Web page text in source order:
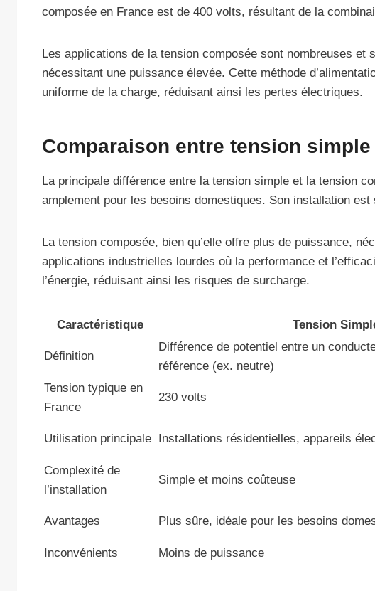
composée en France est de 400 volts, résultant de la
Les applications de la tension composée sont nombreuses
nécessitant une puissance élevée. Cette méthode
uniforme de la charge, réduisant ainsi les pertes électriques.
Comparaison entre tension
La principale différence entre la tension simple et la tension
amplement pour les besoins domestiques. Son installation
La tension composée, bien qu’elle offre plus de puissance,
applications industrielles lourdes où la performance et
l’énergie, réduisant ainsi les risques de surcharge.
Caractéristique Tension
Définition
Différence de potentiel entre un
référence (ex. neutre)
Tension typique en
France
230 volts
Utilisation principale Installations résidentielles, appareils
Complexité de
l’installation
Simple et moins coûteuse
Avantages Plus sûre, idéale pour les besoins
Inconvénients
Moins de puissance